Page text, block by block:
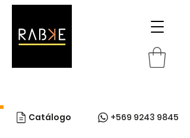
Catálogo +569 9243 9845